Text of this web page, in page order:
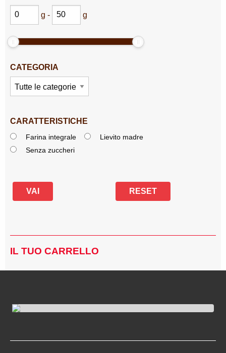
g - g
CATEGORIA
CARATTERISTICHE
Farina integrale
Lievito madre
Senza zuccheri
IL TUO CARRELLO